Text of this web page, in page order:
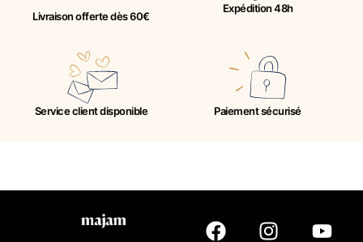
Livraison offerte dès 60€
Expédition 48h
Service client disponible Paiement sécurisé